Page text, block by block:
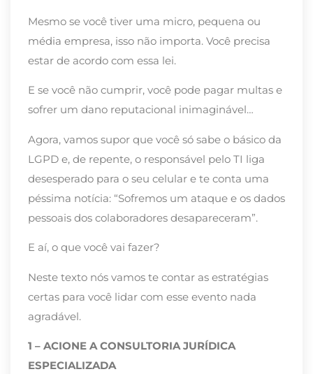
Mesmo se você tiver uma micro, pequena ou
média empresa, isso não importa. Você precisa
estar de acordo com essa lei.
E se você não cumprir, você pode pagar multas e
sofrer um dano reputacional inimaginável…
Agora, vamos supor que você só sabe o básico da
LGPD e, de repente, o responsável pelo TI liga
desesperado para o seu celular e te conta uma
péssima notícia: “Sofremos um ataque e os dados
pessoais dos colaboradores desapareceram”.
E aí, o que você vai fazer?
Neste texto nós vamos te contar as estratégias
certas para você lidar com esse evento nada
agradável.
1 – ACIONE A CONSULTORIA JURÍDICA
ESPECIALIZADA